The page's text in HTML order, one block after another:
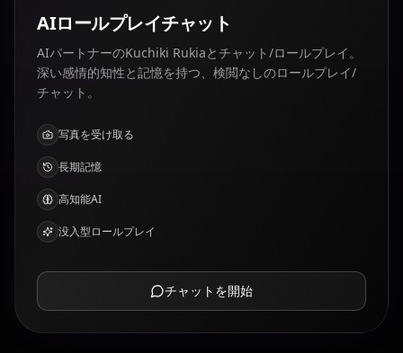
AIロールプレイチャット
AIパートナーのKuchiki Rukiaとチャット/ロールプレイ。
深い感情的知性と記憶を持つ、検閲なしのロールプレイ/
チャット。
写真を受け取る
長期記憶
高知能AI
没入型ロールプレイ
チャットを開始